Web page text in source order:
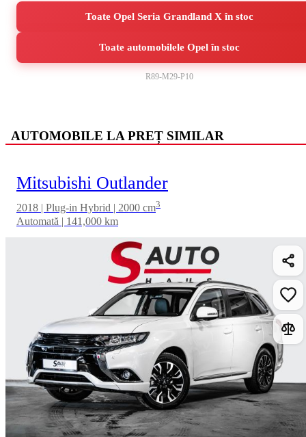
Toate Opel Seria Grandland X în stoc
Toate automobilele Opel în stoc
R89-M29-P10
AUTOMOBILE LA PREȚ SIMILAR
Mitsubishi Outlander
2018 | Plug-in Hybrid | 2000 cm3
Automată | 141,000 km